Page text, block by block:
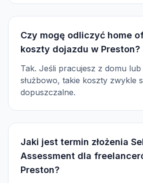
Czy mogę odliczyć home
koszty dojazdu w Preston?
Tak. Jeśli pracujesz z domu
służbowo, takie koszty zwykle
dopuszczalne.
Jaki jest termin złożenia
Assessment dla
Preston?